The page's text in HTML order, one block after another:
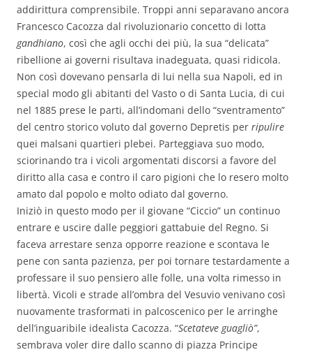
addirittura comprensibile. Troppi anni separavano ancora
Francesco Cacozza dal rivoluzionario concetto di lotta
gandhiano, così che agli occhi dei più, la sua “delicata”
ribellione ai governi risultava inadeguata, quasi ridicola.
Non così dovevano pensarla di lui nella sua Napoli, ed in
special modo gli abitanti del Vasto o di Santa Lucia, di cui
nel 1885 prese le parti, all’indomani dello “sventramento”
del centro storico voluto dal governo Depretis per ripulire
quei malsani quartieri plebei. Parteggiava suo modo,
sciorinando tra i vicoli argomentati discorsi a favore del
diritto alla casa e contro il caro pigioni che lo resero molto
amato dal popolo e molto odiato dal governo.
Iniziò in questo modo per il giovane “Ciccio” un continuo
entrare e uscire dalle peggiori gattabuie del Regno. Si
faceva arrestare senza opporre reazione e scontava le
pene con santa pazienza, per poi tornare testardamente a
professare il suo pensiero alle folle, una volta rimesso in
libertà. Vicoli e strade all’ombra del Vesuvio venivano così
nuovamente trasformati in palcoscenico per le arringhe
dell’inguaribile idealista Cacozza. “Scetateve guagliò”,
sembrava voler dire dallo scanno di piazza Principe